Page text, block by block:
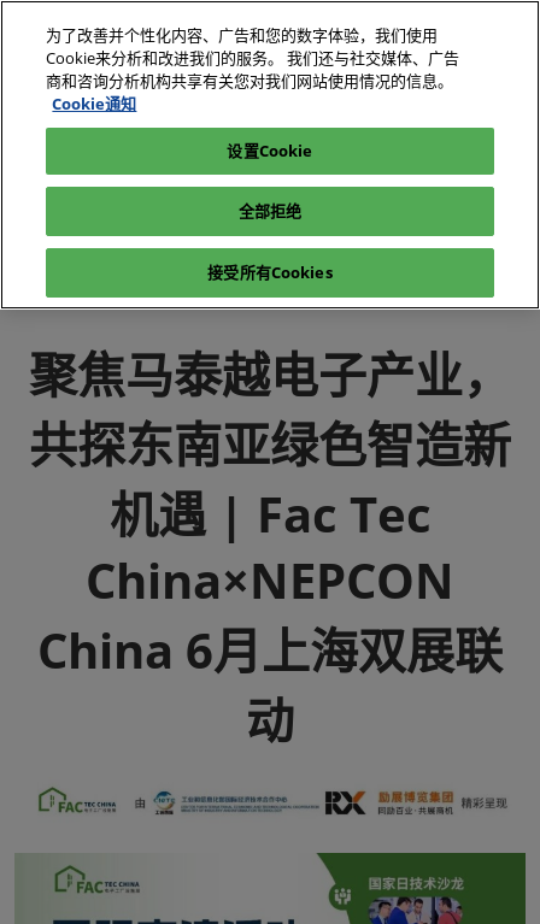
2026年10月27-29日
深圳国际会展中心（宝安）
电子展|绿色工厂展|电子工厂设施展
电子展|绿色工厂展-展会新闻-电子工厂设施展
聚焦马泰越电子产业，共探东南亚绿色智造新机遇 | Fac Tec
China×NEPCON China 6月上海双展联动
聚焦马泰越电子产业，
共探东南亚绿色智造新
机遇 | Fac Tec
China×NEPCON
China 6月上海双展联
动
为了改善并个性化内容、广告和您的数字体验，我们使用
Cookie来分析和改进我们的服务。 我们还与社交媒体、广告
商和咨询分析机构共享有关您对我们网站使用情况的信息。
Cookie通知
设置Cookie
全部拒绝
接受所有Cookies